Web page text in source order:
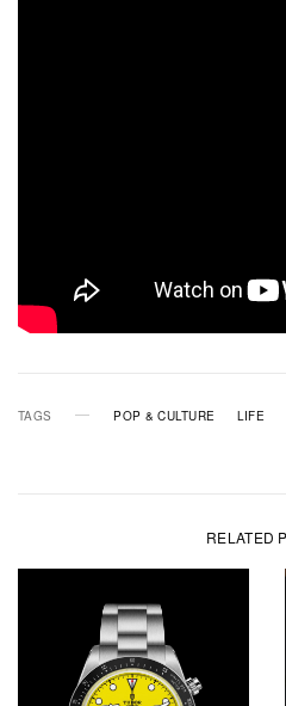
TAGS POP & CULTURE LIFE
RELATED